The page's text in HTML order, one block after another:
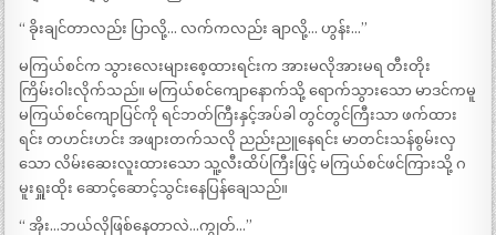
“ ခိုးချင်တာလည်း ပြာလို့… လက်ကလည်း ချာလို့… ဟွန်း…”
မကြယ်စင်က သွားလေးများစေ့ထားရင်းက အားမလိုအားမရ တီးတိုး
ကြိမ်းဝါးလိုက်သည်။ မကြယ်စင်ကျောနောက်သို့ ရောက်သွားသော မာဒင်ကမူ
မကြယ်စင်ကျောပြင်ကို ရင်ဘတ်ကြီးနှင့်အပ်ခါ တွင်တွင်ကြီးသာ ဖက်ထား
ရင်း တဟင်းဟင်း အဖျားတက်သလို ညည်းညူနေရင်း မာတင်းသန်စွမ်းလှ
သော လိမ်းဆေးလူးထားသော သူ့လီးထိပ်ကြီးဖြင့် မကြယ်စင်ဖင်ကြားသို့ ဂ
မူးရှူးထိုး ဆောင့်ဆောင့်သွင်းနေပြန်ချေသည်။
“ အိုး…ဘယ်လိုဖြစ်နေတာလဲ…ကျွတ်…”